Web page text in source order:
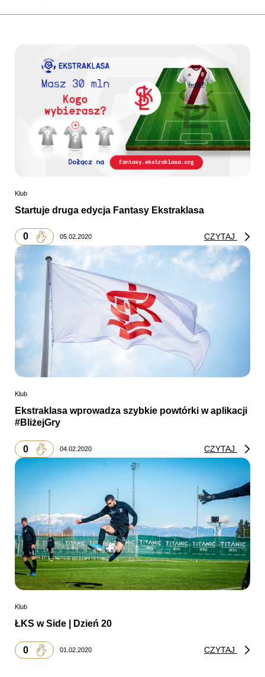
Klub
Startuje druga edycja Fantasy Ekstraklasa
0 05.02.2020 CZYTAJ
Klub
Ekstraklasa wprowadza szybkie powtórki w aplikacji
#BliżejGry
0 04.02.2020 CZYTAJ
Klub
ŁKS w Side | Dzień 20
0 01.02.2020 CZYTAJ